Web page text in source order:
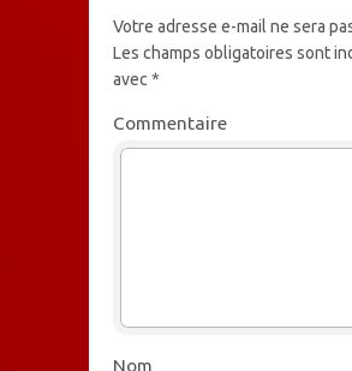
Votre adresse e-mail ne sera
Les champs obligatoires sont
avec *
Commentaire
Nom